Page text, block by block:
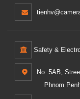
Safety &
No. 5AB,
Phnom